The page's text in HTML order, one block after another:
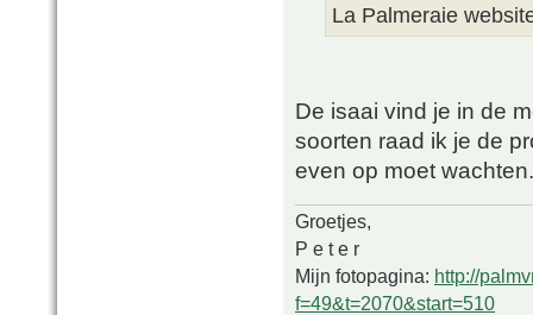
La Palmeraie
De isaai vind je in de
soorten raad ik je de
even op moet wachten.
Groetjes,
P e t e r
Mijn fotopagina: http://
f=49&t=2070&start=510